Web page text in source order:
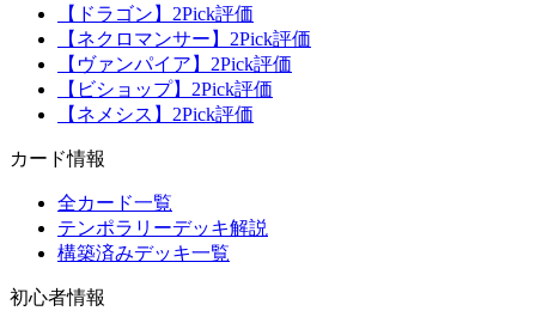
【ドラゴン】2Pick評価
【ネクロマンサー】2Pick評価
【ヴァンパイア】2Pick評価
【ビショップ】2Pick評価
【ネメシス】2Pick評価
カード情報
全カード一覧
テンポラリーデッキ解説
構築済みデッキ一覧
初心者情報